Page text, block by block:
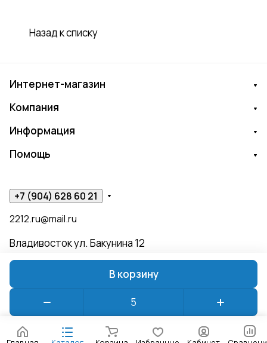
В корзину
Назад к списку
Интернет-магазин
Компания
Информация
Помощь
+7 (904) 628 60 21
2212.ru@mail.ru
Владивосток ул. Бакунина 12
© 2026 ЧИЖИК ПЫЖИК Конфиденциальность Оферта